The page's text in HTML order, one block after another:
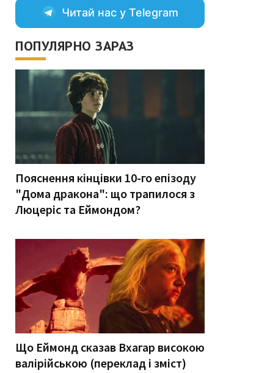
Читай нас у Telegram
ПОПУЛЯРНО ЗАРАЗ
Пояснення кінцівки 10-го епізоду
"Дома дракона": що трапилося з
Люцеріс та Еймондом?
Що Еймонд сказав Вхагар високою
валірійською (переклад і зміст)